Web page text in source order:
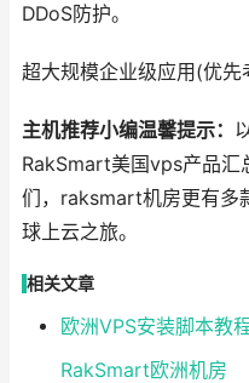
DDoS防护。
超大规模企业级应用(优先
主机推荐小编温馨提示：
RakSmart美国vps产品汇
们，raksmart机房更有多
球上云之旅。
相关文章
欧洲VPS安装脚本教
RakSmart欧洲机房